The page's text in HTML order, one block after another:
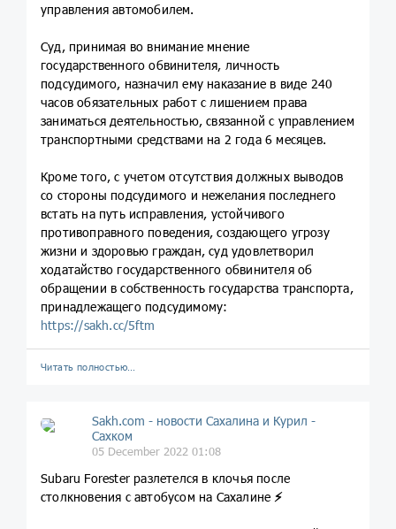
управления автомобилем.
Суд, принимая во внимание мнение
государственного обвинителя, личность
подсудимого, назначил ему наказание в виде 240
часов обязательных работ с лишением права
заниматься деятельностью, связанной с управлением
транспортными средствами на 2 года 6 месяцев.
Кроме того, с учетом отсутствия должных выводов
со стороны подсудимого и нежелания последнего
встать на путь исправления, устойчивого
противоправного поведения, создающего угрозу
жизни и здоровью граждан, суд удовлетворил
ходатайство государственного обвинителя об
обращении в собственность государства транспорта,
принадлежащего подсудимому:
https://sakh.cc/5ftm
Читать полностью…
Sakh.com - новости Сахалина и Курил -
Сахком
05 December 2022 01:08
Subaru Forester разлетелся в клочья после
столкновения с автобусом на Сахалине ⚡️